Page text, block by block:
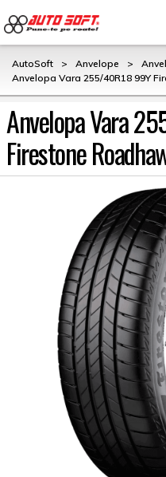
AutoSoft > Anvelope >
Anvelopa Vara 255/40R18 99Y
Anvelopa Vara
Firestone